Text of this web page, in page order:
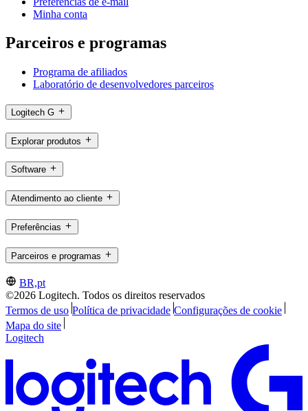
Minha conta
Parceiros e programas
Programa de afiliados
Laboratório de desenvolvedores parceiros
Logitech G
Explorar produtos
Software
Atendimento ao cliente
Preferências
Parceiros e programas
BR,pt
©2026 Logitech. Todos os direitos reservados
Termos de uso Política de privacidade Configurações de cookie
Mapa do site
Logitech